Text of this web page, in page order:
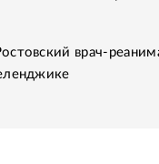
врач-